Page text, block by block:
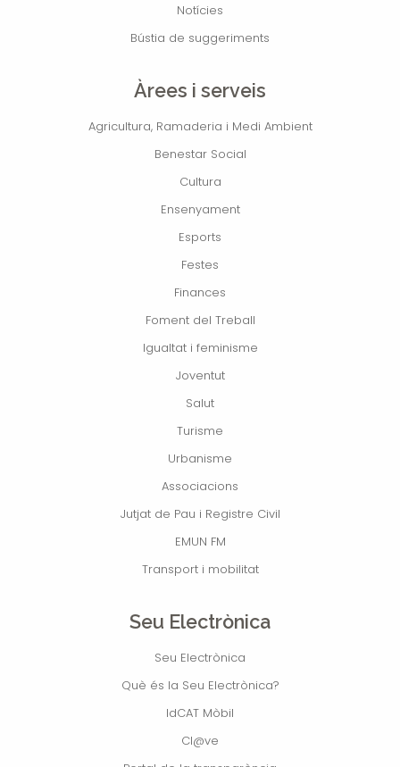
Notícies
Bústia de suggeriments
Àrees i serveis
Agricultura, Ramaderia i Medi Ambient
Benestar Social
Cultura
Ensenyament
Esports
Festes
Finances
Foment del Treball
Igualtat i feminisme
Joventut
Salut
Turisme
Urbanisme
Associacions
Jutjat de Pau i Registre Civil
EMUN FM
Transport i mobilitat
Seu Electrònica
Seu Electrònica
Què és la Seu Electrònica?
IdCAT Mòbil
Cl@ve